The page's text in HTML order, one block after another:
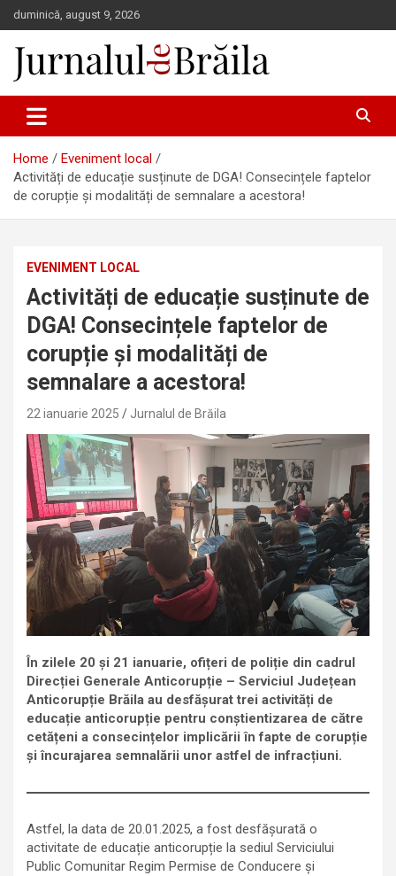
Skip
to
content
duminică, august 9, 2026
Jurnalul de Brăila
Home
Eveniment local
Activități de educație susținute de DGA! Consecințele faptelor
de corupție și modalități de semnalare a acestora!
EVENIMENT LOCAL
Activități de educație susținute de
DGA! Consecințele faptelor de
corupție și modalități de
semnalare a acestora!
22 ianuarie 2025 Jurnalul de Brăila
În zilele 20 și 21 ianuarie, ofițeri de poliție din cadrul
Direcției Generale Anticorupție – Serviciul Județean
Anticorupție Brăila au desfășurat trei activități de
educație anticorupție pentru conștientizarea de către
cetățeni a consecințelor implicării în fapte de corupție
și încurajarea semnalării unor astfel de infracțiuni.
Astfel, la data de 20.01.2025, a fost desfășurată o
activitate de educație anticorupție la sediul Serviciului
Public Comunitar Regim Permise de Conducere și